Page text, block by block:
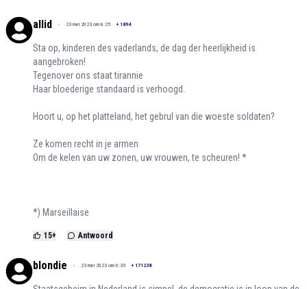
allid 23 mei 2023 om 8:25 + 1894
Sta op, kinderen des vaderlands, de dag der heerlijkheid is
aangebroken!
Tegenover ons staat tirannie
Haar bloederige standaard is verhoogd.
Hoort u, op het platteland, het gebrul van die woeste soldaten?
Ze komen recht in je armen
Om de kelen van uw zonen, uw vrouwen, te scheuren! *
*) Marseillaise
15+ Antwoord
blondie 23 mei 2023 om 6:35 + 171238